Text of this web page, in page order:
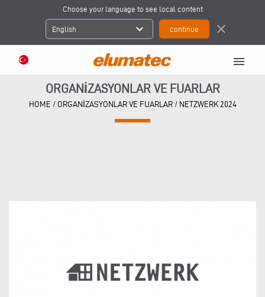
Choose your language to see local content
English expand_more close
menu
ORGANIZASYONLAR VE FUARLAR
HOME / ORGANIZASYONLAR VE FUARLAR/ NETZWERK 2024